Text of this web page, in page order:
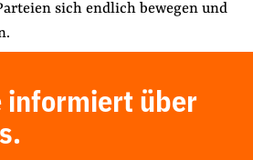
sich endlich bewegen und
informiert über